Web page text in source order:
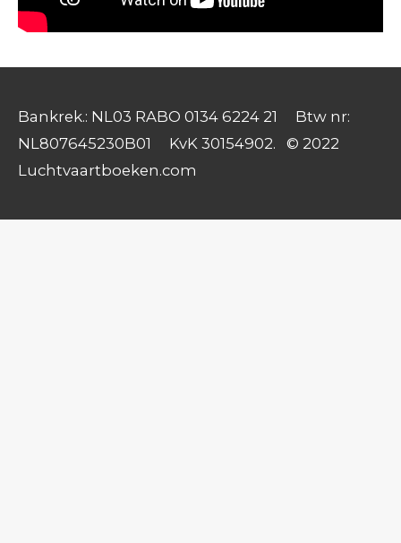
Bankrek.: NL03 RABO 0134 6224 21 Btw nr:
NL807645230B01 KvK 30154902. © 2022
Luchtvaartboeken.com